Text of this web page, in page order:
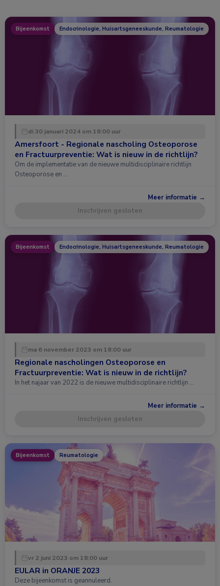
Bijeenkomst Endocrinologie, Huisartsgeneeskunde, Reumatologie
di 30 januari 2024 om 18:00 uur
Amersfoort - Regionale nascholing Osteoporose
en Fractuurpreventie: Wat is nieuw in de richtlijn?
Om de implementatie van de nieuwe multidisciplinaire richtlijn
Osteoporose en …
Meer informatie →
Inschrijven gesloten
Bijeenkomst Endocrinologie, Huisartsgeneeskunde, Reumatologie
ma 6 november 2023 om 18:00 uur
Regionale nascholingen Osteoporose en
Fractuurpreventie: Wat is nieuw in de richtlijn?
In het najaar van 2022 is de nieuwe multidisciplinaire richtlijn …
Meer informatie →
Inschrijven gesloten
Bijeenkomst Reumatologie
vr 2 juni 2023 om 18:00 uur
EULAR in ORANJE 2023
Deze bijeenkomst is geannuleerd.